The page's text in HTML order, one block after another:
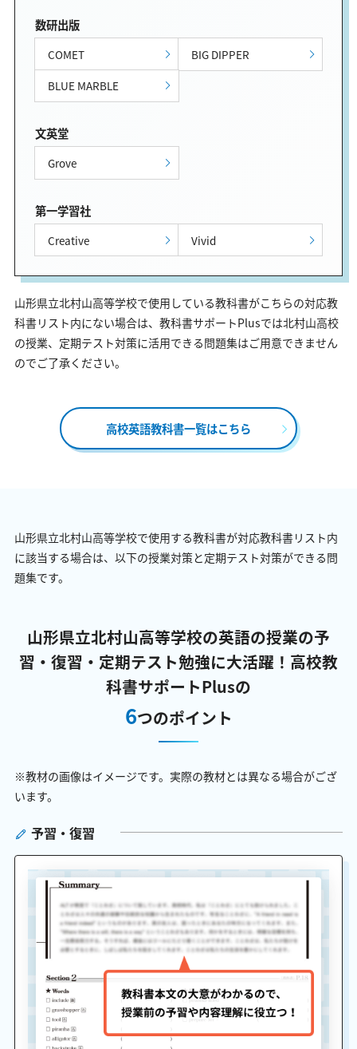
数研出版
COMET
BIG DIPPER
BLUE MARBLE
文英堂
Grove
第一学習社
Creative Vivid
山形県立北村山高等学校で使用している教科書がこちらの対応教
科書リスト内にない場合は、教科書サポートPlusでは北村山高校
の授業、定期テスト対策に活用できる問題集はご用意できません
のでご了承ください。
高校英語教科書一覧はこちら
山形県立北村山高等学校で使用する教科書が対応教科書リスト内
に該当する場合は、以下の授業対策と定期テスト対策ができる問
題集です。
山形県立北村山高等学校の英語の授業の予
習・復習・定期テスト勉強に大活躍！ 高校教
科書サポートPlusの
6つのポイント
※教材の画像はイメージです。実際の教材とは異なる場合がござ
います。
予習・復習